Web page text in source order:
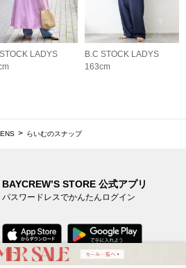
LADYS
B.C STOCK LADYS
163cm
らいむのスナップ
BAYCREW’S STORE 公式アプリ
パスワードレスでかんたんログイン